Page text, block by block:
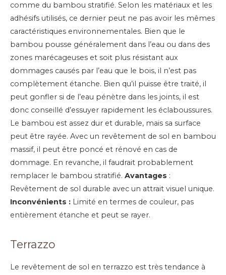
comme du bambou stratifié. Selon les matériaux et les
adhésifs utilisés, ce dernier peut ne pas avoir les mêmes
caractéristiques environnementales. Bien que le
bambou pousse généralement dans l’eau ou dans des
zones marécageuses et soit plus résistant aux
dommages causés par l’eau que le bois, il n’est pas
complètement étanche. Bien qu’il puisse être traité, il
peut gonfler si de l’eau pénètre dans les joints, il est
donc conseillé d’essuyer rapidement les éclaboussures.
Le bambou est assez dur et durable, mais sa surface
peut être rayée. Avec un revêtement de sol en bambou
massif, il peut être poncé et rénové en cas de
dommage. En revanche, il faudrait probablement
remplacer le bambou stratifié. Avantages :
Revêtement de sol durable avec un attrait visuel unique.
Inconvénients : Limité en termes de couleur, pas
entièrement étanche et peut se rayer.
Terrazzo
Le revêtement de sol en terrazzo est très tendance à